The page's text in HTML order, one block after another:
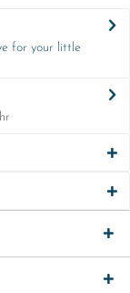
for your little